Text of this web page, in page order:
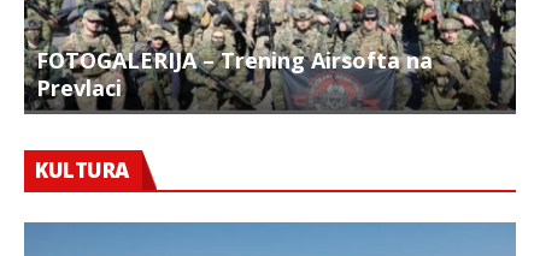
FOTOGALERIJA – Trening Airsofta na
Prevlaci
KULTURA